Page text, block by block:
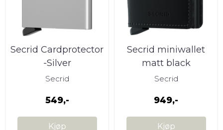
Secrid Cardprotector
-Silver
Secrid
549,-
Kjøp
Secrid miniwallet
matt black
Secrid
949,-
Kjøp